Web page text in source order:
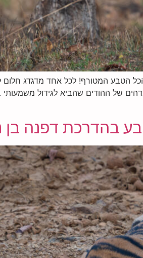
הטבע המטורף! לכל אחד מדגדג חלום
של ההודים שהביא לגידול
דפנה בן נון 8.12.26